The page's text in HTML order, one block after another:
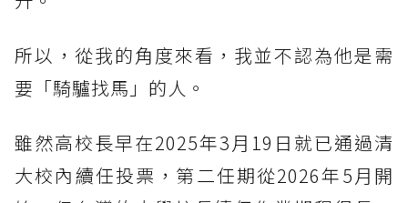
所以，從我的角度來看，我並不認為他是需
要「騎驢找馬」的人。
雖然高校長早在2025年3月19日就已通過清
大校內續任投票，第二任期從2026年5月開